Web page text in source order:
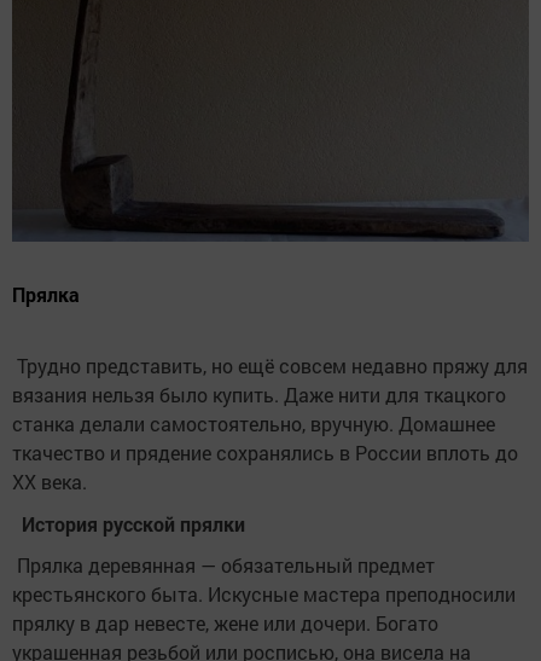
Прялка
Трудно представить, но ещё совсем недавно пряжу для
вязания нельзя было купить. Даже нити для ткацкого
станка делали самостоятельно, вручную. Домашнее
ткачество и прядение сохранялись в России вплоть до
XX века.
История русской прялки
Прялка деревянная — обязательный предмет
крестьянского быта. Искусные мастера преподносили
прялку в дар невесте, жене или дочери. Богато
украшенная резьбой или росписью, она висела на